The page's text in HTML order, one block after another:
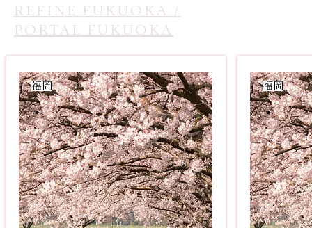
REFINE FUKUOKA /
PORTAL FUKUOKA
​福岡 ​福岡